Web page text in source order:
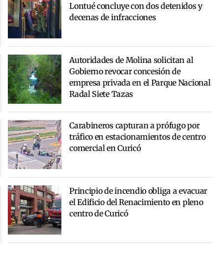
Lontué concluye con dos detenidos y
decenas de infracciones
Autoridades de Molina solicitan al
Gobierno revocar concesión de
empresa privada en el Parque Nacional
Radal Siete Tazas
Carabineros capturan a prófugo por
tráfico en estacionamientos de centro
comercial en Curicó
Principio de incendio obliga a evacuar
el Edificio del Renacimiento en pleno
centro de Curicó